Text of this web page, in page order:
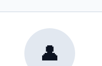
👤